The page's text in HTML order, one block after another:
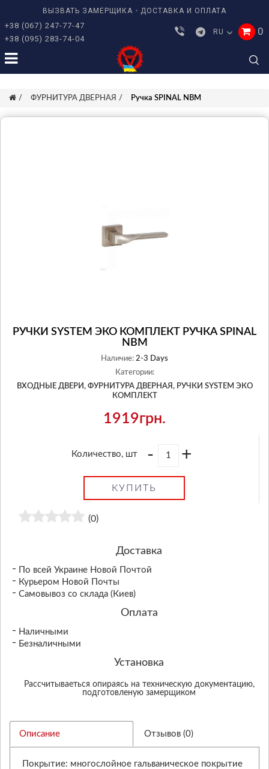
ВЫЗВАТЬ ЗАМЕРЩИКА ДОСТАВКА И ОПЛАТА
+38 (067) 247-77-47
+38 (095) 283-74-04
RU 0
ФУРНИТУРА ДВЕРНАЯ Ручка SPINAL NBM
РУЧКИ SYSTEM ЭКО КОМПЛЕКТ РУЧКА SPINAL
NBM
Наличие: 2-3 Days
Категории:
ВХОДНЫЕ ДВЕРИ, ФУРНИТУРА ДВЕРНАЯ, РУЧКИ SYSTEM ЭКО
КОМПЛЕКТ
1919грн.
Количество, шт - +
КУПИТЬ
(0)
Доставка
По всей Украине Новой Почтой
Курьером Новой Почты
Самовывоз со склада (Киев)
Оплата
Наличными
Безналичными
Установка
Рассчитываеться опираясь на техническую документацию,
подготовленую замерщиком
Описание Отзывов (0)
Покрытие: многослойное гальваническое покрытие